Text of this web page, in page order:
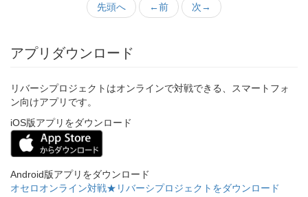
先頭へ ←前 次→
アプリダウンロード
リバーシプロジェクトはオンラインで対戦できる、スマートフォ
ン向けアプリです。
iOS版アプリをダウンロード
Android版アプリをダウンロード
オセロオンライン対戦★リバーシプロジェクトをダウンロード